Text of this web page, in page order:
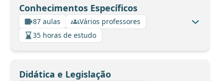
Conhecimentos Específicos
87 aulas
Vários professores
35 horas de estudo
Didática e Legislação